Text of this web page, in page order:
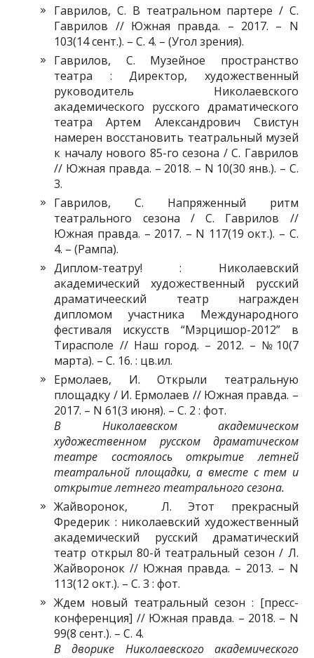
Гаврилов, С. В театральном партере / С.
Гаврилов // Южная правда. – 2017. – N
103(14 сент.). – С. 4. – (Угол зрения).
Гаврилов, С. Музейное пространство
театра : Директор, художественный
руководитель Николаевского
академического русского драматического
театра Артем Александрович Свистун
намерен восстановить театральный музей
к началу нового 85-го сезона / С. Гаврилов
// Южная правда. – 2018. – N 10(30 янв.). – С.
3.
Гаврилов, С. Напряженный ритм
театрального сезона / С. Гаврилов //
Южная правда. – 2017. – N 117(19 окт.). – С.
4. – (Рампа).
Диплом-театру! : Николаевский
академический художественный русский
драматичееский театр награжден
дипломом участника Международного
фестиваля искусств “Мэрцишор-2012” в
Тирасполе // Наш город. – 2012. – №10(7
марта). – С. 16. : цв.ил.
Ермолаев, И. Открыли театральную
площадку / И. Ермолаев // Южная правда. –
2017. – N 61(3 июня). – С. 2 : фот.
В Николаевском академическом
художественном русском драматическом
театре состоялось открытие летней
театральной площадки, а вместе с тем и
открытие летнего театрального сезона.
Жайворонок, Л. Этот прекрасный
Фредерик : николаевский художественный
академический русский драматический
театр открыл 80-й театральный сезон / Л.
Жайворонок // Южная правда. – 2013. – N
113(12 окт.). – С. 3 : фот.
Ждем новый театральный сезон : [пресс-
конференция] // Южная правда. – 2018. – N
99(8 сент.). – С. 4.
В дворике Николаевского академического